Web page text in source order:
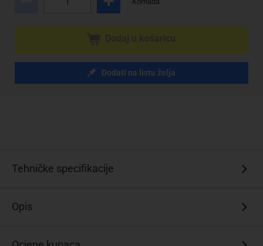
Dodati na listu želja
Tehničke specifikacije
Opis